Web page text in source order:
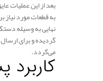
بعد از این عملیات
به قطعات مورد
نهایی به وسیله
گردیده و برای
می‌گردد.